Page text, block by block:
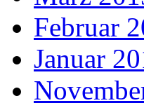
Februar
Januar